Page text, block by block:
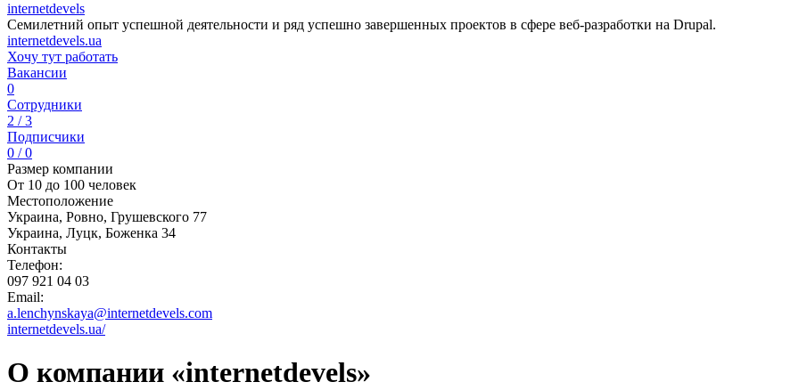
internetdevels
Семилетний опыт успешной деятельности и ряд успешно завершенных проектов в сфере веб-разработки на Drupal.
internetdevels.ua
Хочу тут работать
Вакансии
0
Сотрудники
2 / 3
Подписчики
0 / 0
Размер компании
От 10 до 100 человек
Местоположение
Украина, Ровно, Грушевского 77
Украина, Луцк, Боженка 34
Контакты
Телефон:
097 921 04 03
Email:
a.lenchynskaya@internetdevels.com
internetdevels.ua/
О компании «internetdevels»